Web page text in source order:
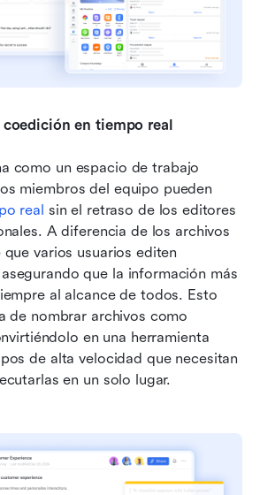
coedición en tiempo real
como un espacio de trabajo
real sin el retraso de los editores
A diferencia de los archivos
varios usuarios editen
que la información más
al alcance de todos. Esto
de nombrar archivos como
en una herramienta
de alta velocidad que necesitan
en un solo lugar.